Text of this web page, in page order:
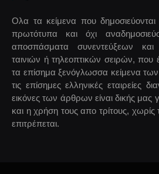
Ολα τα κείμενα που
πρωτότυπα και όχι
αποσπάσματα συνεντεύξεων και
ταινιών ή τηλεοπτικών σειρών, που
τα επίσημα ξενόγλωσσα κείμενα
τις επίσημες ελληνικές εταιρείες
εικόνες των άρθρων είναι δικής μας
και η χρήση τους απο τρίτους,
επιτρέπεται.